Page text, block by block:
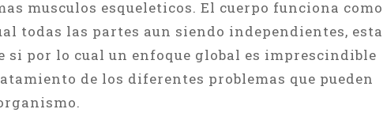
musculos esqueleticos. El cuerpo funciona como
todas las partes aun siendo independientes,
si por lo cual un enfoque global es imprescindible
de los diferentes problemas que pueden